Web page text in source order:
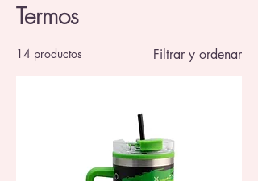
Termos
14 productos Filtrar y ordenar